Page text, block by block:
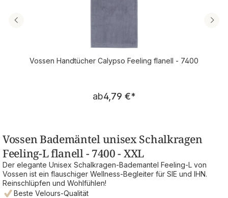
Vossen Handtücher Calypso Feeling flanell - 7400
Regulärer Preis:
ab4,79 €*
Vossen Bademäntel unisex Schalkragen
Feeling-L flanell - 7400 - XXL
Der elegante Unisex Schalkragen-Bademantel Feeling-L von
Vossen ist ein flauschiger Wellness-Begleiter für SIE und IHN.
Reinschlüpfen und Wohlfühlen!
Beste Velours-Qualität